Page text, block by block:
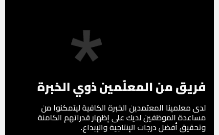
فريق من المعلّمين ذوي الخبرة
لدى معلمينا المعتمدين الخبرة الكافية ليتمكنوا من
مساعدة الموظفين لديك على إظهار قدراتهم الكامنة
وتحقيق أفضل درجات الإنتاجية والإبداع.